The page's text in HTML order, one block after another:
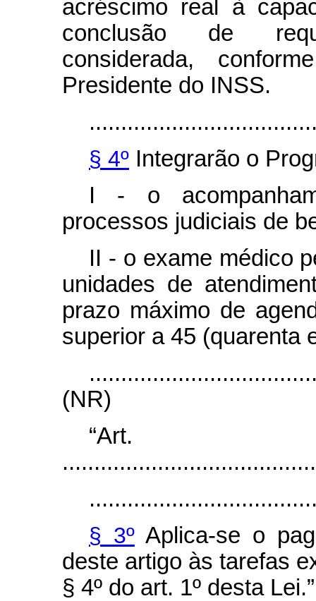
acréscimo real à
conclusão de
considerada,
Presidente do INSS.
§ 4º Integrarão o
I - o
processos judiciais de
II - o exame médico
unidades de
prazo máximo de
superior a 45 (quarenta
(NR)
§ 3ºAplica-se o
deste artigo às tarefas
§ 4º do art. 1º desta